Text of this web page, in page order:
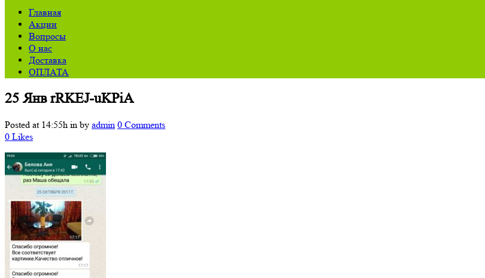
Главная
Акции
Вопросы
О нас
Доставка
ОПЛАТА
25 ЯнвrRKEJ-uKPiA
Posted at 14:55h in by admin 0 Comments
0 Likes